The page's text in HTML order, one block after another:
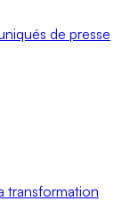
de presse
transformation